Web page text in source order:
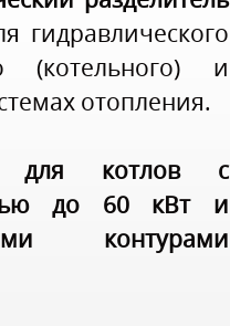
гидравлического
(котельного) и
отопления.
для котлов с
до 60 кВт и
контурами